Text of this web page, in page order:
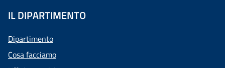
IL DIPARTIMENTO
Dipartimento
Cosa facciamo